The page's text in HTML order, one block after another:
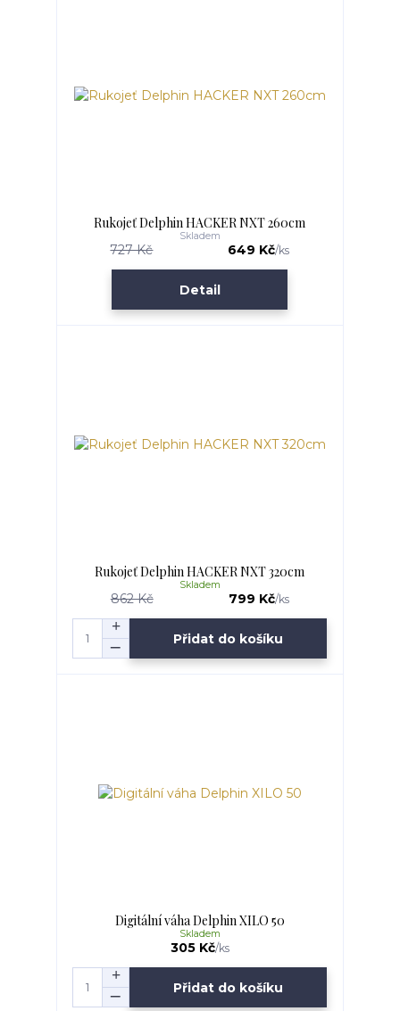
Rukojeť Delphin HACKER NXT 260cm
727 Kč 649 Kč/ks
Skladem
Detail
Rukojeť Delphin HACKER NXT 320cm
862 Kč 799 Kč/ks
Skladem
Přidat do košíku
Digitální váha Delphin XILO 50
305 Kč/ks
Skladem
Přidat do košíku